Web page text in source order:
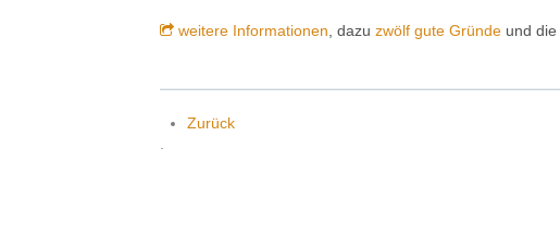
weitere Informationen , dazu zwölf gute Gründe und die
Zurück